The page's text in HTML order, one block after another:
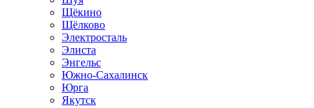
Щёкино
Щёлково
Электросталь
Элиста
Энгельс
Южно-Сахалинск
Юрга
Якутск